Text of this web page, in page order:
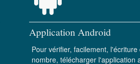
Application Android
Pour vérifier, facilement, l'écriture
nombre, télécharger l'application